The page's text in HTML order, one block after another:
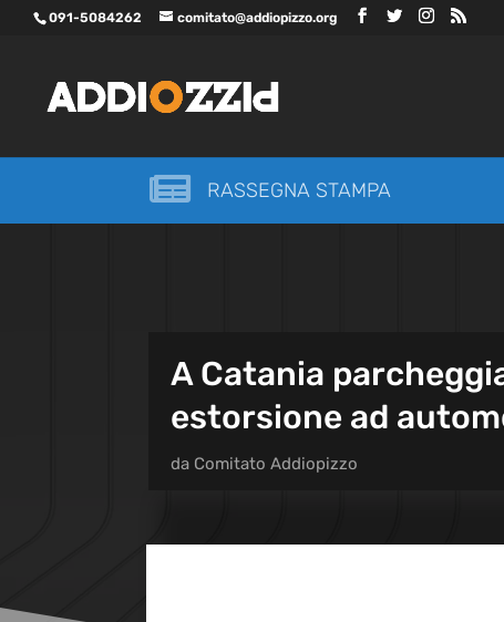
091-5084262 comitato@addiopizzo.org
 RASSEGNA STAMPA
A Catania
estorsione ad
da Comitato Addiopizzo